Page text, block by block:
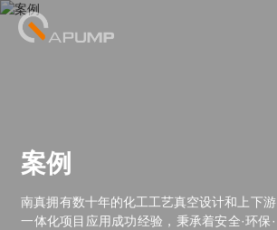
应用领域
服务
案例
南真拥有数十年的化工工艺真空设计和上下游
一体化项目应用成功经验，秉承着安全·环保·